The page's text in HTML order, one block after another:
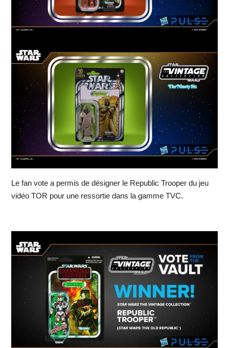
Le fan vote a permis de désigner le Republic Trooper du jeu
vidéo TOR pour une ressortie dans la gamme TVC.